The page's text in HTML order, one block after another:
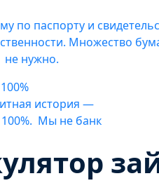
по паспорту и
Множество
не нужно.
история —
Мы не банк